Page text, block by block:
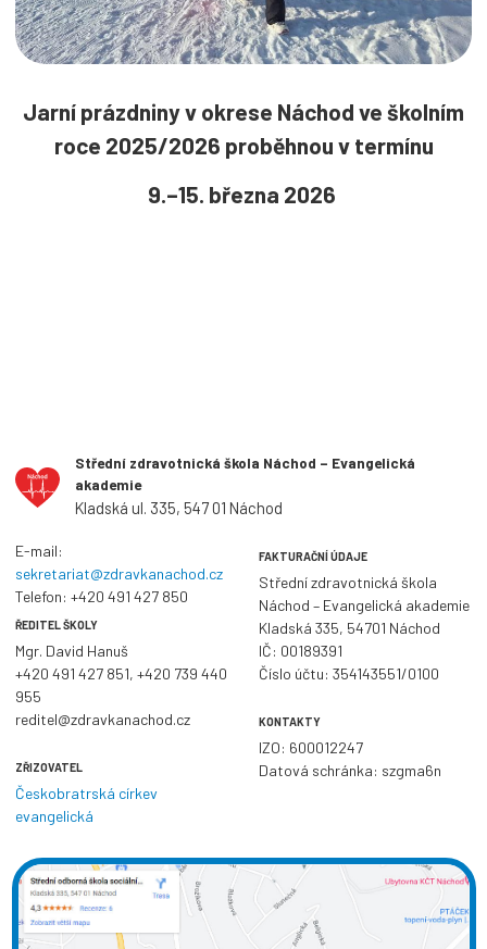
Jarní prázdniny v okrese Náchod ve školním
roce 2025/2026 proběhnou v termínu
9.–15. března 2026
Střední zdravotnická škola Náchod – Evangelická
akademie
Kladská ul. 335, 547 01 Náchod
E-mail:
sekretariat@zdravkanachod.cz
Telefon: +420 491 427 850
ŘEDITEL ŠKOLY
Mgr. David Hanuš
+420 491 427 851, +420 739 440
955
reditel@zdravkanachod.cz
ZŘIZOVATEL
Českobratrská církev
evangelická
FAKTURAČNÍ ÚDAJE
Střední zdravotnická škola
Náchod – Evangelická akademie
Kladská 335, 54701 Náchod
IČ: 00189391
Číslo účtu: 354143551/0100
KONTAKTY
IZO: 600012247
Datová schránka: szgma6n